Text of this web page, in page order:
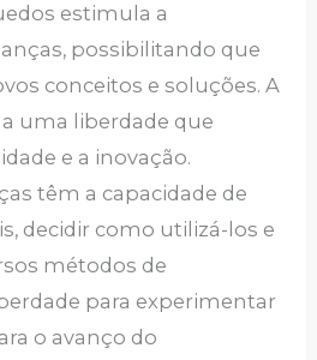
estimula a
possibilitando que
conceitos e soluções. A
uma liberdade que
e a inovação.
têm a capacidade de
decidir como utilizá-los e
métodos de
para experimentar
o avanço do